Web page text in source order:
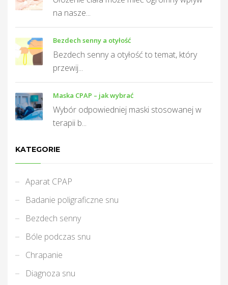
na nasze...
Bezdech senny a otyłość
Bezdech senny a otyłość to temat, który
przewij...
Maska CPAP – jak wybrać
Wybór odpowiedniej maski stosowanej w
terapii b...
KATEGORIE
Aparat CPAP
Badanie poligraficzne snu
Bezdech senny
Bóle podczas snu
Chrapanie
Diagnoza snu